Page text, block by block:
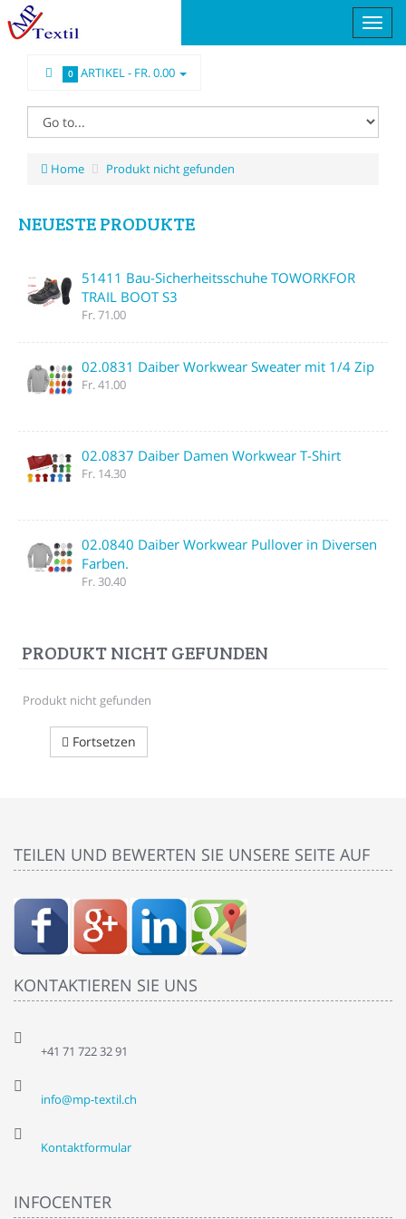
0 ARTIKEL - FR. 0.00
Home Produkt nicht gefunden
NEUESTE PRODUKTE
51411 Bau-Sicherheitsschuhe TOWORKFOR
TRAIL BOOT S3
Fr. 71.00
02.0831 Daiber Workwear Sweater mit 1/4 Zip
Fr. 41.00
02.0837 Daiber Damen Workwear T-Shirt
Fr. 14.30
02.0840 Daiber Workwear Pullover in Diversen
Farben.
Fr. 30.40
PRODUKT NICHT GEFUNDEN
Produkt nicht gefunden
Fortsetzen
TEILEN UND BEWERTEN SIE UNSERE SEITE AUF
KONTAKTIEREN SIE UNS
+41 71 722 32 91
info@mp-textil.ch
Kontaktformular
INFOCENTER